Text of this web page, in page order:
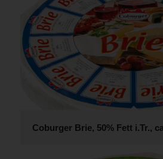
Coburger Brie, 50% Fett i.Tr.,